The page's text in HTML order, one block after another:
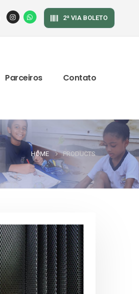
2ª VIA BOLETO
Parceiros Contato
HOME PRODUCTS